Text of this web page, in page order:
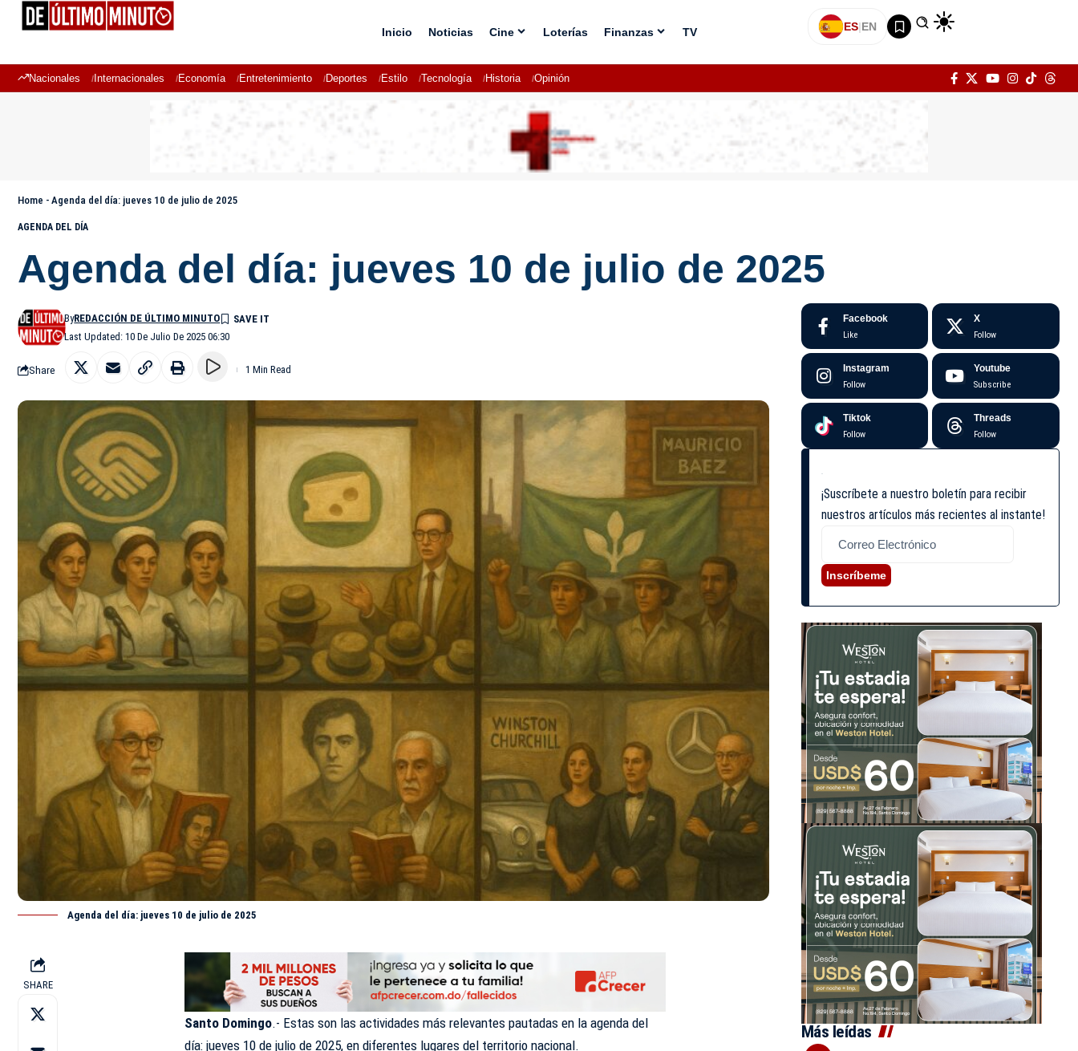
Inicio Noticias Cine Loterías Finanzas TV ES|EN
Nacionales Internacionales Economía Entretenimiento Deportes Estilo Tecnología Historia Opinión
Home - Agenda del día: jueves 10 de julio de 2025
AGENDA DEL DÍA
Agenda del día: jueves 10 de julio de 2025
Last Updated: 10 De Julio De 2025 06:30
ByREDACCIÓN DE ÚLTIMO MINUTO
Share 1 Min Read
Agenda del día: jueves 10 de julio de 2025
SHARE
Santo Domingo.- Estas son las actividades más relevantes pautadas en la agenda del
día: jueves 10 dejulio de 2025, en diferentes lugares del territorio nacional.
Facebook
Like
X
Follow
Instagram
Follow
Youtube
Subscribe
Tiktok
Follow
Threads
Follow
¡Suscríbete a nuestro boletín para recibir
nuestros artículos más recientes al instante!
Inscríbeme
Más leídas